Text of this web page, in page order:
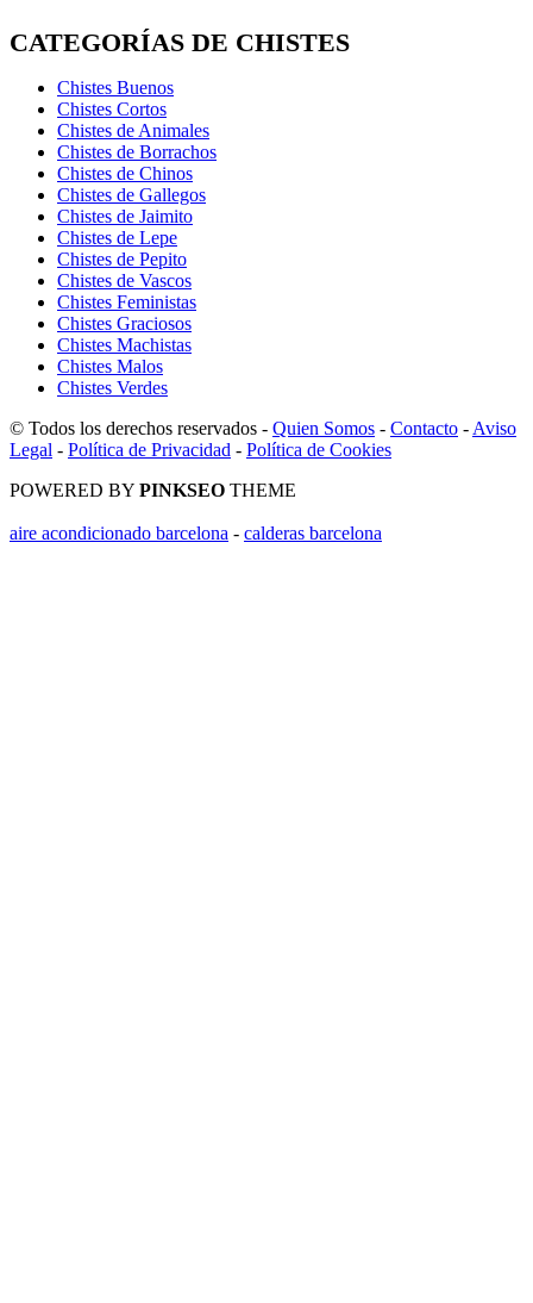
CATEGORÍAS DE CHISTES
Chistes Buenos
Chistes Cortos
Chistes de Animales
Chistes de Borrachos
Chistes de Chinos
Chistes de Gallegos
Chistes de Jaimito
Chistes de Lepe
Chistes de Pepito
Chistes de Vascos
Chistes Feministas
Chistes Graciosos
Chistes Machistas
Chistes Malos
Chistes Verdes
© Todos los derechos reservados - Quien Somos - Contacto - Aviso
Legal - Política de Privacidad - Política de Cookies
POWERED BY PINKSEO THEME
aire acondicionado barcelona - calderas barcelona